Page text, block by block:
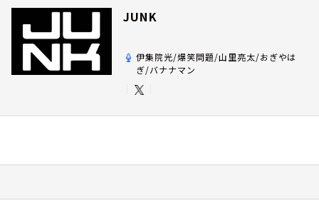
JUNK
伊集院光/爆笑問題/山里亮太/おぎやは
ぎ/バナナマン